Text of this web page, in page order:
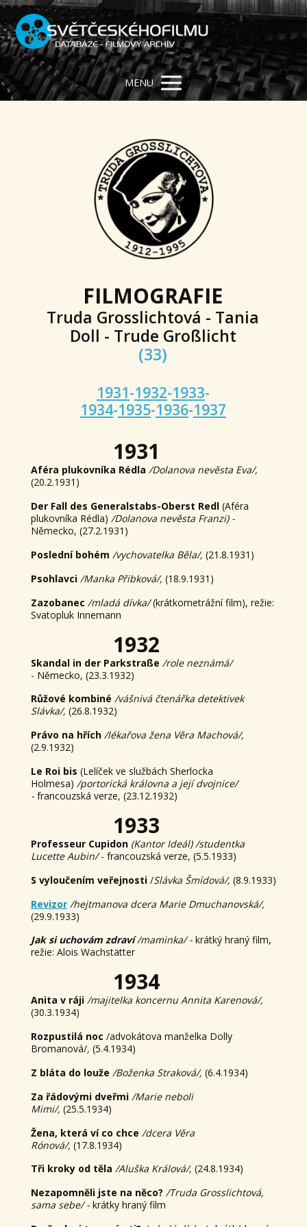
MENU
FILMOGRAFIE
Truda Grosslichtová - Tania
Doll - Trude Großlicht
(33)
1931-1932-1933-
1934-1935-1936-1937
1931
Aféra plukovníka Rédla /Dolanova nevěsta Eva/,
(20.2.1931)
Der Fall des Generalstabs-Oberst Redl (Aféra
plukovníka Rédla) /Dolanova nevěsta Franzi) -
Německo, (27.2.1931)
Poslední bohém /vychovatelka Běla/, (21.8.1931)
Psohlavci/Manka Přibková/, (18.9.1931)
Zazobanec /mladá dívka/(krátkometrážní film), režie:
Svatopluk Innemann
1932
Skandal in der Parkstraße /role neznámá/
- Německo, (23.3.1932)
Růžové kombiné /vášnivá čtenářka detektivek
Slávka/, (26.8.1932)
Právo na hřích /lékařova žena Věra Machová/,
(2.9.1932)
Le Roi bis (Lelíček ve službách Sherlocka
Holmesa) /portorická královna a její dvojnice/
- francouzská verze, (23.12.1932)
1933
Professeur Cupidon (Kantor Ideál) /studentka
Lucette Aubin/- francouzská verze, (5.5.1933)
S vyloučením veřejnosti/Slávka Šmídová/, (8.9.1933)
Revizor /hejtmanova dcera Marie Dmuchanovská/,
(29.9.1933)
Jak si uchovám zdraví/maminka/ - krátký hraný film,
režie: Alois Wachstätter
1934
Anita v ráji /majitelka koncernu Annita Karenová/,
(30.3.1934)
Rozpustilá noc /advokátova manželka Dolly
Bromanová/, (5.4.1934)
Z bláta do louže /Boženka Straková/, (6.4.1934)
Za řádovými dveřmi /Marie neboli
Mimi/, (25.5.1934)
Žena, která ví co chce /dcera Věra
Rónová/, (17.8.1934)
Tři kroky od těla /Aluška Králová/, (24.8.1934)
Nezapomněli jste na něco? /Truda Grosslichtová,
sama sebe/ - krátky hraný film